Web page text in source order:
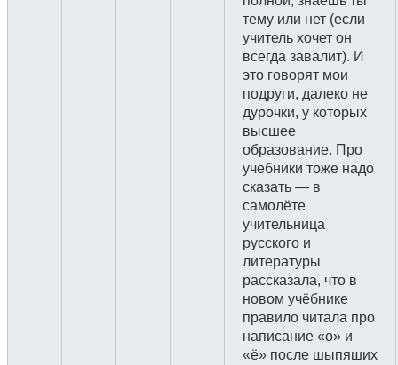
тему или нет (если
учитель хочет он
всегда завалит). И
это говорят мои
подруги, далеко не
дурочки, у которых
высшее
образование. Про
учебники тоже надо
сказать — в
самолёте
учительница
русского и
литературы
рассказала, что в
новом учёбнике
правило читала про
написание «о» и
«ё» после шыпяших